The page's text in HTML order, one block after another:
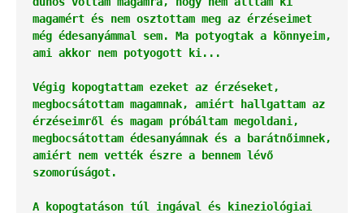
magamért és nem osztottam meg az érzéseimet
még édesanyámmal sem. Ma potyogtak a könnyeim,
ami akkor nem potyogott ki...
Végig kopogtattam ezeket az érzéseket,
megbocsátottam magamnak, amiért hallgattam az
érzéseimről és magam próbáltam megoldani,
megbocsátottam édesanyámnak és a barátnőimnek,
amiért nem vették észre a bennem lévő
szomorúságot.
A kopogtatáson túl ingával és kineziológiai